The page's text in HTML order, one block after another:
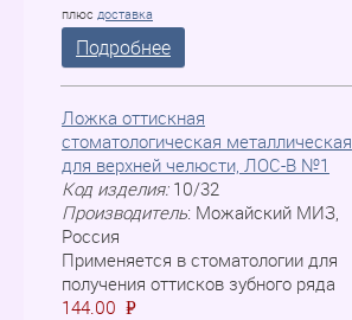
плюс доставка
Подробнее
Ложка оттискная
стоматологическая металлическая
для верхней челюсти, ЛOC-B №1
Код изделия: 10/32
Производитель: Можайский МИЗ,
Россия
Применяется в стоматологии для
получения оттисков зубного ряда
144.00
=
P